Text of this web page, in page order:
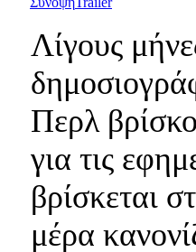
Λίγους
Περλ
για τις
βρίσκεται
μέρα